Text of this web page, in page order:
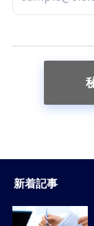
新着記事